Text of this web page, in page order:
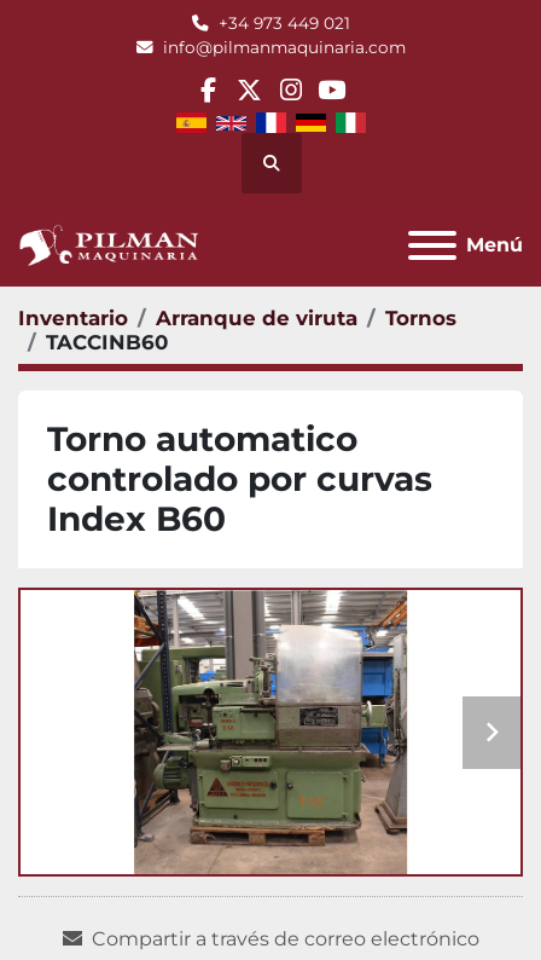
+34 973 449 021
info@pilmanmaquinaria.com
facebook
twitterinstagram
youtube
Buscar
Menú
Inventario Arranque de viruta
Tornos
TACCINB60
Torno automatico
controlado por curvas
Index B60
Compartir a través de correo electrónico